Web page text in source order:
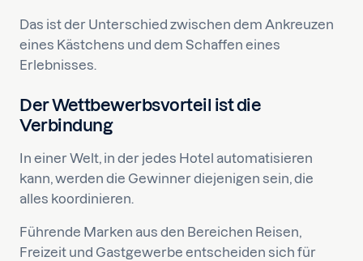
Das ist der Unterschied zwischen dem Ankreuzen
eines Kästchens und dem Schaffen eines
Erlebnisses.
Der Wettbewerbsvorteil ist die
Verbindung
In einer Welt, in der jedes Hotel automatisieren
kann, werden die Gewinner diejenigen sein, die
alles koordinieren.
Führende Marken aus den Bereichen Reisen,
Freizeit und Gastgewerbe entscheiden sich für